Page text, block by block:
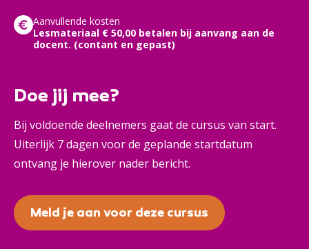
Aanvullende kosten
Lesmateriaal € 50,00 betalen bij aanvang aan de
docent. (contant en gepast)
Doe jij mee?
Bij voldoende deelnemers gaat de cursus van start.
Uiterlijk 7 dagen voor de geplande startdatum
ontvang je hierover nader bericht.
Meld je aan voor deze cursus